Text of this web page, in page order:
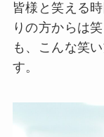
皆様と笑える
りの方からは
も、こんな笑
す。